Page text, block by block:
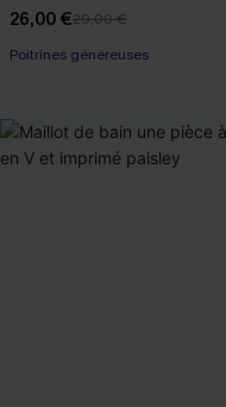
26,00 €29,00 €
Poitrines généreuses